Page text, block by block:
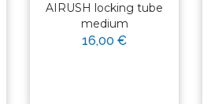
AIRUSH locking tube
medium
16,00 €